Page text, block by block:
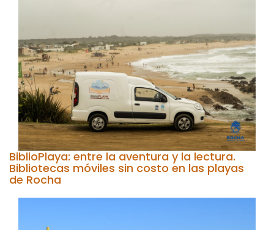
BiblioPlaya: entre la aventura y la lectura.
Bibliotecas móviles sin costo en las playas
de Rocha